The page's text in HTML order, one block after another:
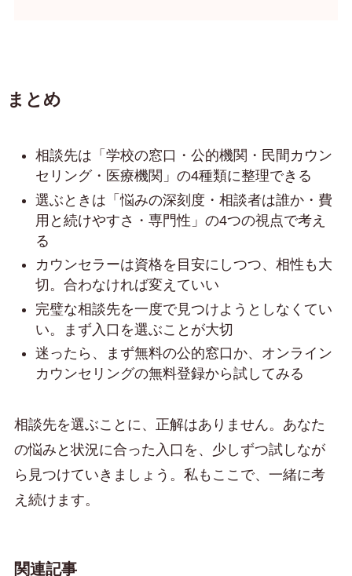
まとめ
相談先は「学校の窓口・公的機関・民間カウン
セリング・医療機関」の4種類に整理できる
選ぶときは「悩みの深刻度・相談者は誰か・費
用と続けやすさ・専門性」の4つの視点で考え
る
カウンセラーは資格を目安にしつつ、相性も大
切。合わなければ変えていい
完璧な相談先を一度で見つけようとしなくてい
い。まず入口を選ぶことが大切
迷ったら、まず無料の公的窓口か、オンライン
カウンセリングの無料登録から試してみる
相談先を選ぶことに、正解はありません。あなた
の悩みと状況に合った入口を、少しずつ試しなが
ら見つけていきましょう。私もここで、一緒に考
え続けます。
関連記事